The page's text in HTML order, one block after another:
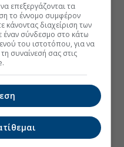
επεξεργάζονται τα
το έννομο συμφέρον
κάνοντας διαχείριση των
έναν σύνδεσμο στο κάτω
του ιστοτόπου, για να
συναίνεσή σας στις